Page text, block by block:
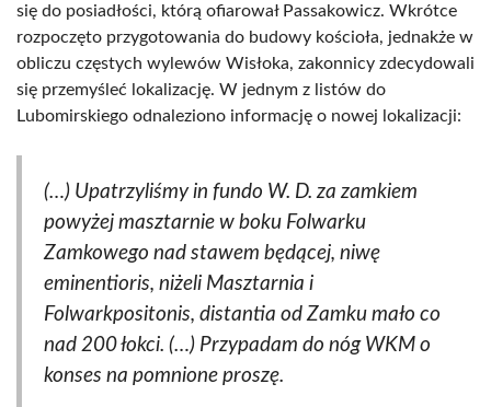
się do posiadłości, którą ofiarował Passakowicz. Wkrótce
rozpoczęto przygotowania do budowy kościoła, jednakże w
obliczu częstych wylewów Wisłoka, zakonnicy zdecydowali
się przemyśleć lokalizację. W jednym z listów do
Lubomirskiego odnaleziono informację o nowej lokalizacji:
(…) Upatrzyliśmy in fundo W. D. za zamkiem
powyżej masztarnie w boku Folwarku
Zamkowego nad stawem będącej, niwę
eminentioris, niżeli Masztarnia i
Folwarkpositonis, distantia od Zamku mało co
nad 200 łokci. (…) Przypadam do nóg WKM o
konses na pomnione proszę.